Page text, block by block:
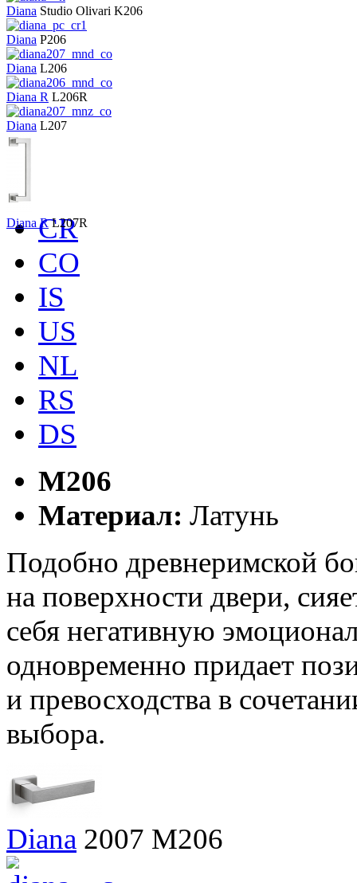
Diana Studio Olivari K206
Diana P206
Diana L206
Diana R L206R
Diana L207
Diana R L207R
CR
CO
IS
US
NL
RS
DS
M206
Материал: Латунь
Подобно древнеримской
на поверхности двери,
себя негативную
одновременно придает
и превосходства в
выбора.
Diana 2007 M206